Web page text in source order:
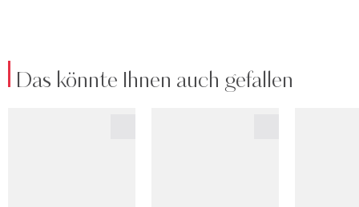
Das könnte Ihnen auch gefallen